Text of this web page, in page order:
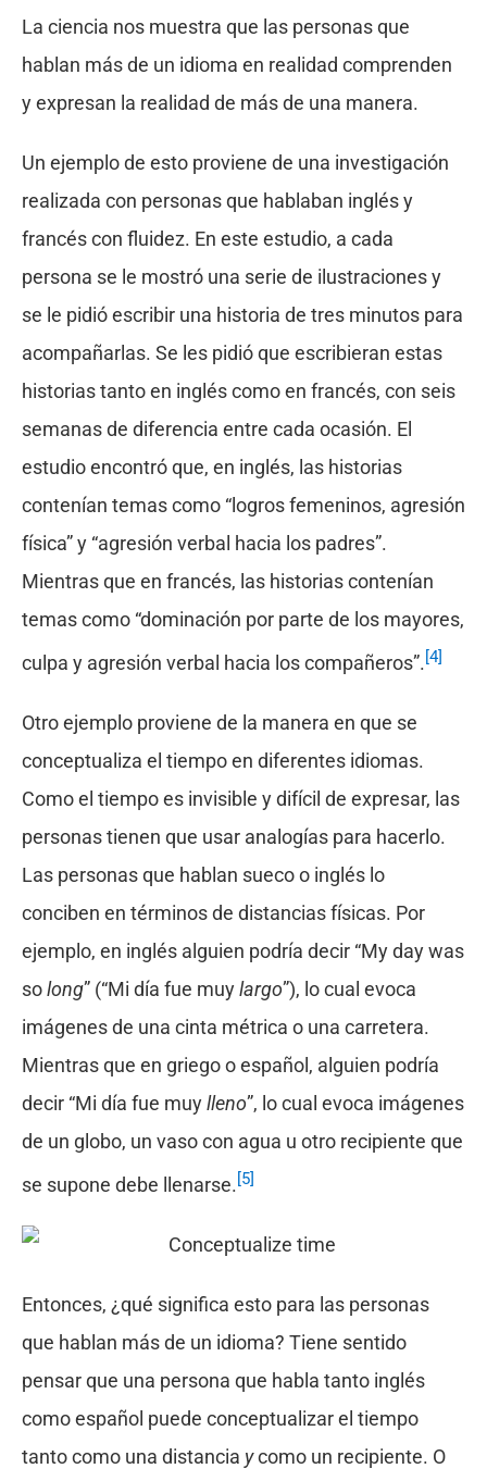
La ciencia nos muestra que las personas que
hablan más de un idioma en realidad comprenden
y expresan la realidad de más de una manera.
Un ejemplo de esto proviene de una investigación
realizada con personas que hablaban inglés y
francés con fluidez. En este estudio, a cada
persona se le mostró una serie de ilustraciones y
se le pidió escribir una historia de tres minutos para
acompañarlas. Se les pidió que escribieran estas
historias tanto en inglés como en francés, con seis
semanas de diferencia entre cada ocasión. El
estudio encontró que, en inglés, las historias
contenían temas como “logros femeninos, agresión
física” y “agresión verbal hacia los padres”.
Mientras que en francés, las historias contenían
temas como “dominación por parte de los mayores,
culpa y agresión verbal hacia los compañeros”.[4]
Otro ejemplo proviene de la manera en que se
conceptualiza el tiempo en diferentes idiomas.
Como el tiempo es invisible y difícil de expresar, las
personas tienen que usar analogías para hacerlo.
Las personas que hablan sueco o inglés lo
conciben en términos de distancias físicas. Por
ejemplo, en inglés alguien podría decir “My day was
solong” (“Mi día fue muylargo”), lo cual evoca
imágenes de una cinta métrica o una carretera.
Mientras que en griego o español, alguien podría
decir “Mi día fue muylleno”, lo cual evoca imágenes
de un globo, un vaso con agua u otro recipiente que
se supone debe llenarse.[5]
Entonces, ¿qué significa esto para las personas
que hablan más de un idioma? Tiene sentido
pensar que una persona que habla tanto inglés
como español puede conceptualizar el tiempo
tanto como una distancia ycomo un recipiente. O